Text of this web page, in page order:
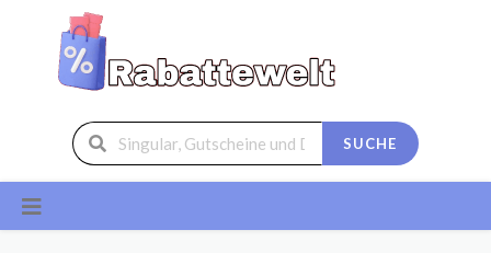
SUCHE
content